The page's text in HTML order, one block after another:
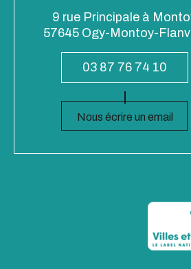
9 rue Principale à
57645 Ogy-Montoy-
03 87 76 74 10
Nous écrire un email